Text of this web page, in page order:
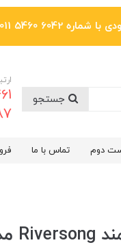
تماس بگیرید.
دوم تماس با ما